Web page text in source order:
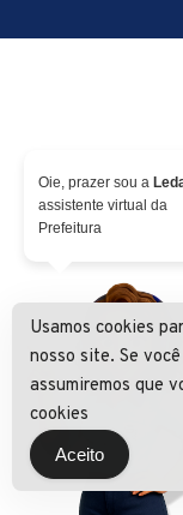
Oie, prazer sou a
assistente virtual da
Prefeitura
Usamos cookies
nosso site. Se
assumiremos que
cookies
Aceito